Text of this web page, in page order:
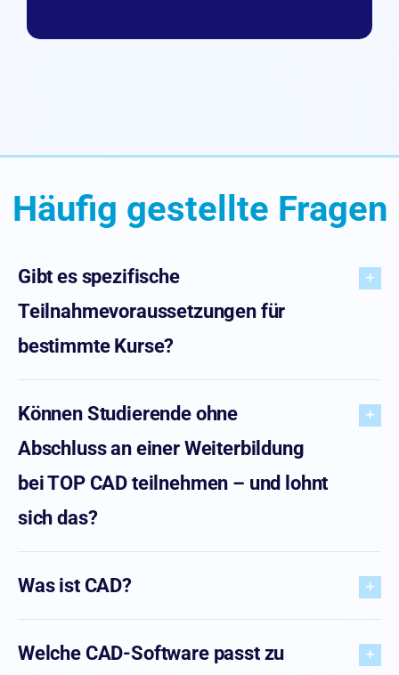
Häufig gestellte Fragen
Gibt es spezifische
Teilnahmevoraussetzungen für
bestimmte Kurse?
Können Studierende ohne
Abschluss an einer Weiterbildung
bei TOP CAD teilnehmen – und lohnt
sich das?
Was ist CAD?
Welche CAD-Software passt zu